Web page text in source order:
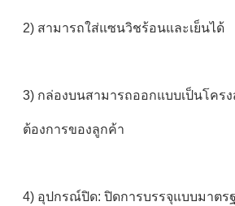
2) สามารถใส่แซนวิชร้อนและเย็นได้
3) กล่องบนสามารถออกแบบเป็นโคร
ต้องการของลูกค้า
4) อุปกรณ์ปิด: ปิดการบรรจุแบบมาตร